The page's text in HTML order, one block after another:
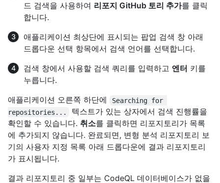
드 검색을 사용하여 리포지 GitHub 토리 추가를 클릭
합니다.
애플리케이션 최상단에 표시되는 팝업 검색 창 아래
드롭다운 선택 항목에서 검색 언어를 선택합니다.
검색 창에서 사용할 검색 쿼리를 입력하고 엔터 키를
누릅니다.
애플리케이션 오른쪽 하단에
Searching for
repositories...
텍스트가 있는 상자에서 검색 진행률을
확인할 수 있습니다. 취소를 클릭하면 리포지토리가 목록
에 추가되지 않습니다. 완료되면, 변형 분석 리포지토리 보
기의 사용자 지정 목록 아래 드롭다운에 결과 리포지토리
가 표시됩니다.
결과 리포지토리 중 일부는 CodeQL 데이터베이스가 없을